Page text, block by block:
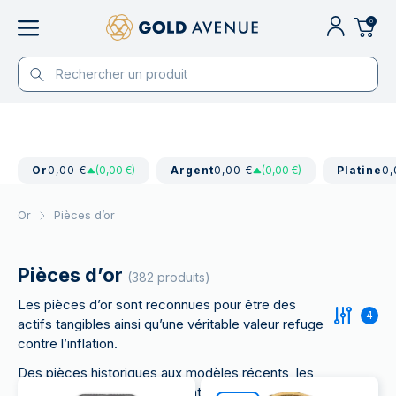
0
Or0,00 € (0,00 €) Argent0,00 € (0,00 €) Platine
Or Pièces d’or
Pièces d’or (382 produits)
Les pièces d’or sont reconnues pour être des
actifs tangibles ainsi qu’une véritable valeur refuge
contre l’inflation.
Des pièces historiques aux modèles récents, les
différentes pièces d’or offrent une porte d’entrée
4